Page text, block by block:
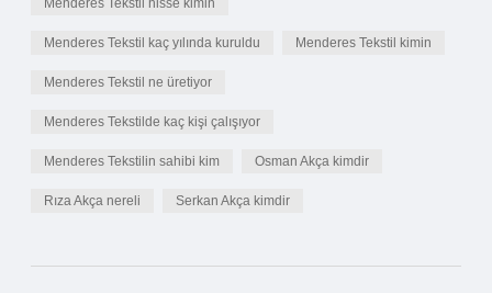
Menderes Tekstil hisse kimin
Menderes Tekstil kaç yılında kuruldu Menderes Tekstil kimin
Menderes Tekstil ne üretiyor
Menderes Tekstilde kaç kişi çalışıyor
Menderes Tekstilin sahibi kim Osman Akça kimdir
Rıza Akça nereli Serkan Akça kimdir